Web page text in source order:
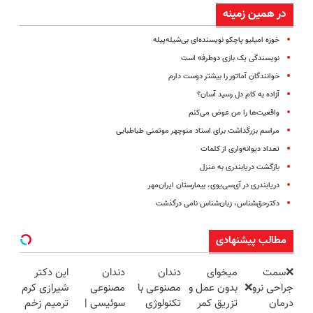
در همین زمینه
خوزه امیلیو پاچکو نویسنده‌ای بی‌شیله‌پیله
نویسندگی یک بازی دوطرفه است
خوانندگان آماتور را بیشتر دوست دارم
آزاده به کام دل رسید آسان؟
واقعیت‌ها را من عوض می‌کنم
مراسم بزرگداشت برای استاد منوچهر موتمنی طباطبایی
تعداد دیوانه‌واری از کلمات
بازگشت دریابندری به منزل
دریابندری در آی‌سی‌یوی، بیمارستان ایران‌مهر
دکتر‌حق‌شناس، زبان‌شناس نامی درگذشت
مطالب پیشنهادی
❌سمت
جراحی نرو❌
درمان
میخوای
بدون عمل و
تزریق کمر
دندان
مصنوعی با
تکنولوژی
دندان
مصنوعی
سوئیسی |
این دکتر
شیرازی کرم
ترمیم زخم